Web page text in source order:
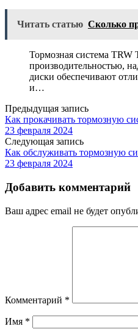
Читать статью Сколько
Тормозная система
производительностью,
диски обеспечивают
и…
Предыдущая запись
Как прокачивать тормозную
23 февраля 2024
Следующая запись
Как обслуживать тормозную
23 февраля 2024
Добавить комментарий
Ваш адрес email не будет
Комментарий *
Имя *